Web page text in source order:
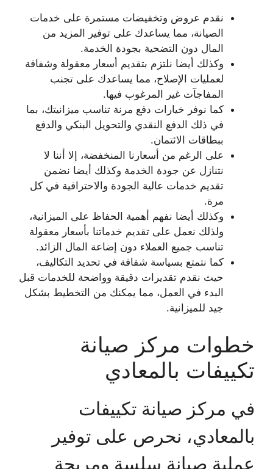
نقدم عروض وتخفيضات مستمرة على خدمات
الصيانة، مما يساعدك على توفير المزيد من
المال دون التضحية بجودة الخدمة.
وكذلك أيضا نلتزم بتقديم أسعار معقولة وشفافة
لعمليات الإصلاح، مما يساعدك على تجنب
المفاجآت غير المرغوب فيها.
كما نوفر خيارات دفع مرنة تناسب ميزانيتك، بما
في ذلك الدفع النقدي والتحويل البنكي والدفع
ببطاقات الائتمان.
على الرغم من أسعارنا المنخفضة، إلا أننا لا
نتنازل عن جودة الخدمة وكذلك أيضا نضمن
تقديم خدمات عالية الجودة والاحترافية في كل
مرة.
وكذلك أيضا نفهم أهمية الحفاظ على الميزانية،
ولذلك نعمل على تقديم خدماتنا بأسعار معقولة
تناسب جميع العملاء دون إضاعة المال الزائد.
كما نتمتع بسياسة شفافة في تحديد التكاليف،
حيث نقدم تقديرات دقيقة وواضحة للخدمات قبل
البدء في العمل، مما يمكنك من التخطيط بشكل
جيد للميزانية.
خطوات مركز صيانة
تكييفات بالمعادي
في مركز صيانة تكييفات
بالمعادي، نحرص على توفير
عملية صيانة سلسة ومريحة